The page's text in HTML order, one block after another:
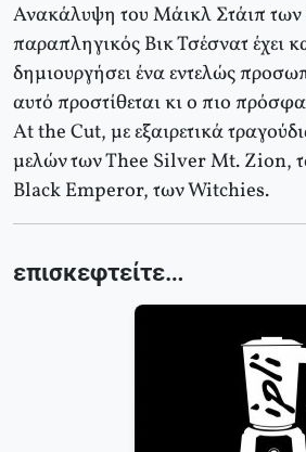
Ανακάλυψη του Μάικλ Στάιπ
παραπληγικός Βικ Τσέσνατ έχει
δημιουργήσει ένα εντελώς
αυτό προστίθεται κι ο πιο
At the Cut, με εξαιρετικά
μελών των Thee Silver Mt. Zion,
Black Emperor, των Witchies.
επισκεφτείτε…